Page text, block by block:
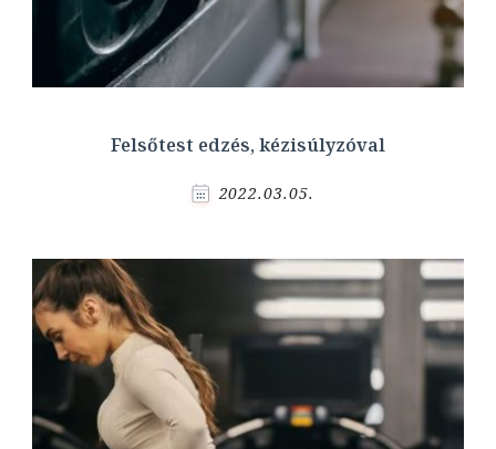
Felsőtest edzés, kézisúlyzóval
2022.03.05.